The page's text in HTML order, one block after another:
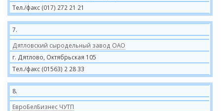
Тел./факс (017) 272 21 21
7.
Дятловский сыродельный завод ОАО
г. Дятлово, Октябрьская 105
Тел./факс (01563) 2 28 33
8.
ЕвроБелБизнес ЧУТП